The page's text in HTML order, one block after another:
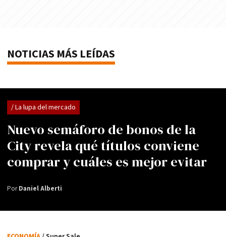
NOTICIAS MÁS LEÍDAS
Nuevo semáforo de bonos de la
City revela qué títulos conviene
comprar y cuáles es mejor evitar
/ La lupa del mercado
PorDaniel Alberti